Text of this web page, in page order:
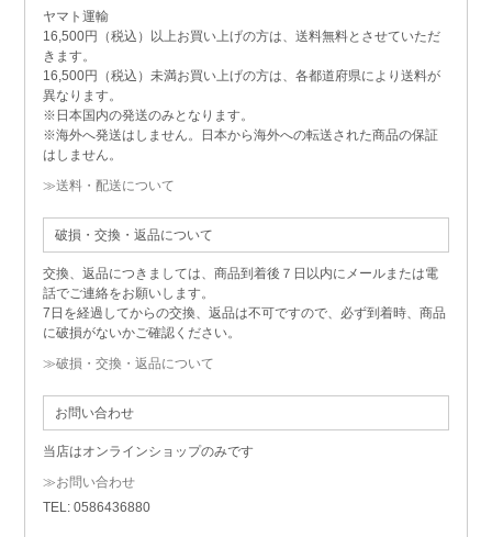
ヤマト運輸
16,500円（税込）以上お買い上げの方は、送料無料とさせていただ
きます。
16,500円（税込）未満お買い上げの方は、各都道府県により送料が
異なります。
※日本国内の発送のみとなります。
※海外へ発送はしません。日本から海外への転送された商品の保証
はしません。
≫送料・配送について
破損・交換・返品について
交換、返品につきましては、商品到着後７日以内にメールまたは電
話でご連絡をお願いします。
7日を経過してからの交換、返品は不可ですので、必ず到着時、商品
に破損がないかご確認ください。
≫破損・交換・返品について
お問い合わせ
当店はオンラインショップのみです
≫お問い合わせ
TEL: 0586436880